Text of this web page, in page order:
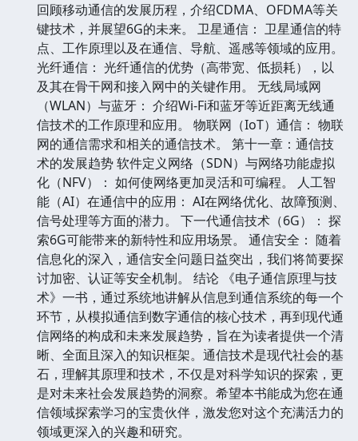
回顾移动通信的发展历程，介绍CDMA、OFDMA等关
键技术，并展望6G的未来。 卫星通信： 卫星通信的特
点、工作原理以及在通信、导航、遥感等领域的应用。
光纤通信： 光纤通信的优势（高带宽、低损耗），以
及其在骨干网和接入网中的关键作用。 无线局域网
（WLAN）与蓝牙： 介绍Wi-Fi和蓝牙等近距离无线通
信技术的工作原理和应用。 物联网（IoT）通信： 物联
网的通信需求和相关的通信技术。 第十一章：通信技
术的发展趋势 软件定义网络（SDN）与网络功能虚拟
化（NFV）： 如何使网络更加灵活和可编程。 人工智
能（AI）在通信中的应用： AI在网络优化、故障预测、
信号处理等方面的潜力。 下一代通信技术（6G）： 探
索6G可能带来的新特性和应用场景。 通信安全： 随着
信息化的深入，通信安全问题日益突出，我们将简要探
讨加密、认证等安全机制。 结论 《电子通信原理与技
术》一书，通过系统地讲解从信息到通信系统的每一个
环节，从模拟通信到数字通信的核心技术，再到现代通
信网络的构成和未来发展趋势，旨在为读者提供一个清
晰、全面且深入的知识框架。通信技术是现代社会的基
石，理解其原理和技术，不仅是对科学知识的探索，更
是对未来社会发展趋势的洞察。希望本书能成为您在通
信领域探索学习的宝贵伙伴，激发您对这个充满活力的
领域更深入的兴趣和研究。